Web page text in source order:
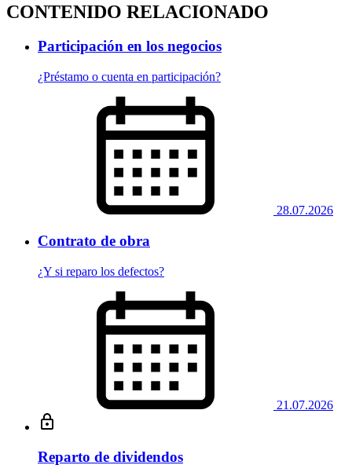
CONTENIDO RELACIONADO
Participación en los negocios
¿Préstamo o cuenta en participación?
28.07.2026
Contrato de obra
¿Y si reparo los defectos?
21.07.2026
Reparto de dividendos